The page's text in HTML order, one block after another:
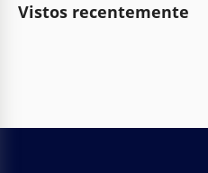
Vistos recentemente